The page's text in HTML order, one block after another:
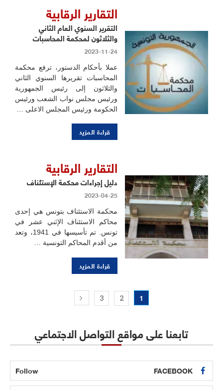
التقارير الرقابية
التقرير السنوي العام الثاني
والثلاثون لمحكمة المحاسبات
2023-11-24
عملا بأحكام الدستور، ترفع محكمة
المحاسبات تقريرها السنوي الثاني
والثلاثون إلى رئيس الجمهورية
ورئيس ﻣﺠﻠﺲ ﻧﻮاب اﻟﺸﻌﺐ ورئيس
الحكومة ورئيس المجلس الاعلى …
قراءة المزيد
التقارير الرقابية
دليل إجراءات محكمة الإستئناف
2023-04-25
محكمة الاستئناف بتونس هي إحدى
محاكم الاستئناف الإثني عشر في
تونس. تم تأسيسها في 1941، وتعد
من أقدم المحاكم التونسية …
قراءة المزيد
1
2
3
تابعنا على مواقع التواصل الاجتماعي
FACEBOOK
Follow